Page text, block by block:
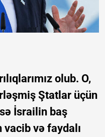
olub. O,
Ştatlar üçün
İsrailin baş
və faydalı